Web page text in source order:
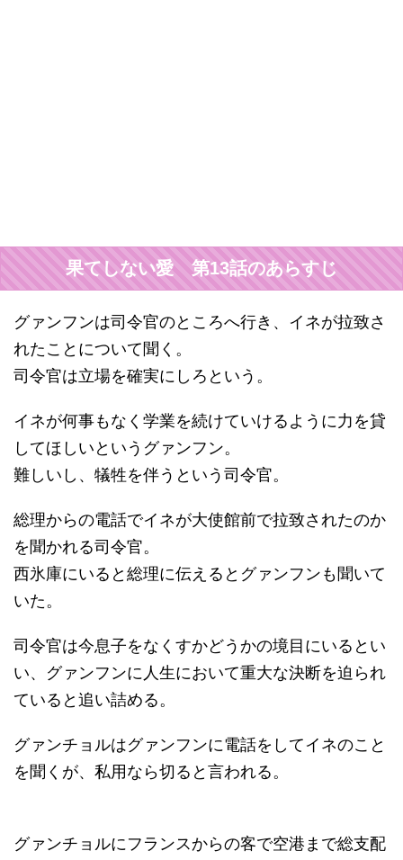
果てしない愛 第13話のあらすじ
グァンフンは司令官のところへ行き、イネが拉致さ
れたことについて聞く。
司令官は立場を確実にしろという。
イネが何事もなく学業を続けていけるように力を貸
してほしいというグァンフン。
難しいし、犠牲を伴うという司令官。
総理からの電話でイネが大使館前で拉致されたのか
を聞かれる司令官。
西氷庫にいると総理に伝えるとグァンフンも聞いて
いた。
司令官は今息子をなくすかどうかの境目にいるとい
い、グァンフンに人生において重大な決断を迫られ
ていると追い詰める。
グァンチョルはグァンフンに電話をしてイネのこと
を聞くが、私用なら切ると言われる。
グァンチョルにフランスからの客で空港まで総支配